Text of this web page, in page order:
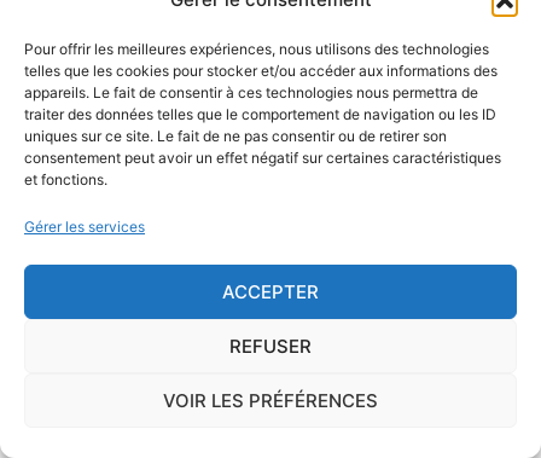
Pour offrir les meilleures expériences, nous utilisons des technologies
telles que les cookies pour stocker et/ou accéder aux informations des
appareils. Le fait de consentir à ces technologies nous permettra de
traiter des données telles que le comportement de navigation ou les ID
uniques sur ce site. Le fait de ne pas consentir ou de retirer son
consentement peut avoir un effet négatif sur certaines caractéristiques
et fonctions.
Gérer les services
ACCEPTER
REFUSER
VOIR LES PRÉFÉRENCES
, de s'assurer de l'étanchéité des
façades et toitures, de prévoir des aérations en
sous-sol.
risques pour ma ville